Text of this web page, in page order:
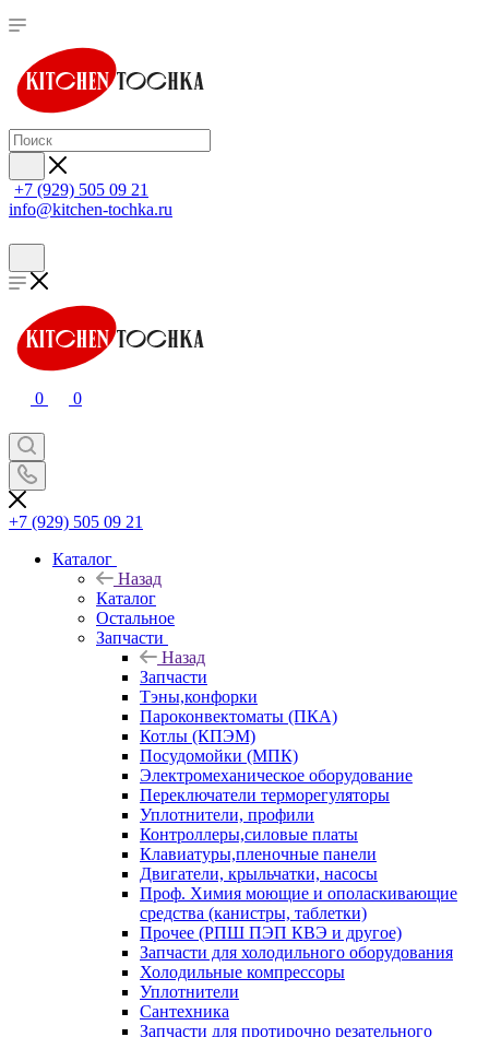
+7 (929) 505 09 21
info@kitchen-tochka.ru
0 0
+7 (929) 505 09 21
Каталог
Назад
Каталог
Остальное
Запчасти
Назад
Запчасти
Тэны,конфорки
Пароконвектоматы (ПКА)
Котлы (КПЭМ)
Посудомойки (МПК)
Электромеханическое оборудование
Переключатели терморегуляторы
Уплотнители, профили
Контроллеры,силовые платы
Клавиатуры,пленочные панели
Двигатели, крыльчатки, насосы
Проф. Химия моющие и ополаскивающие
средства (канистры, таблетки)
Прочее (РПШ ПЭП КВЭ и другое)
Запчасти для холодильного оборудования
Холодильные компрессоры
Уплотнители
Сантехника
Запчасти для протирочно резательного